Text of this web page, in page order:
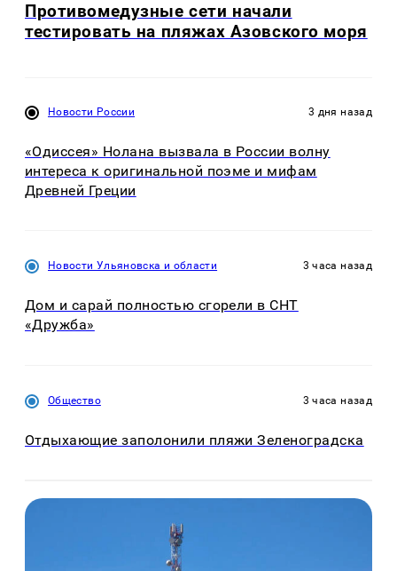
Противомедузные сети начали
тестировать на пляжах Азовского моря
Новости России 3 дня назад
«Одиссея» Нолана вызвала в России волну
интереса к оригинальной поэме и мифам
Древней Греции
Новости Ульяновска и области 3 часа назад
Дом и сарай полностью сгорели в СНТ
«Дружба»
Общество 3 часа назад
Отдыхающие заполонили пляжи Зеленоградска